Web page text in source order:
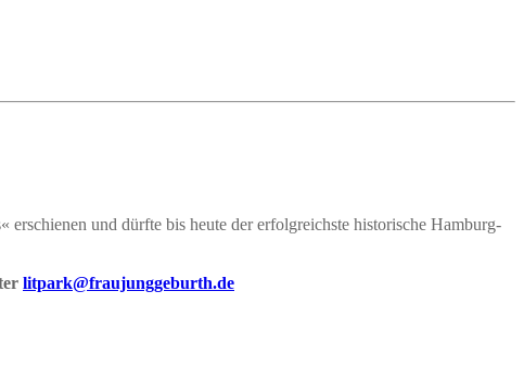
und dürfte bis heute der erfolgreichste historische Hamburg-
litpark@fraujunggeburth.de